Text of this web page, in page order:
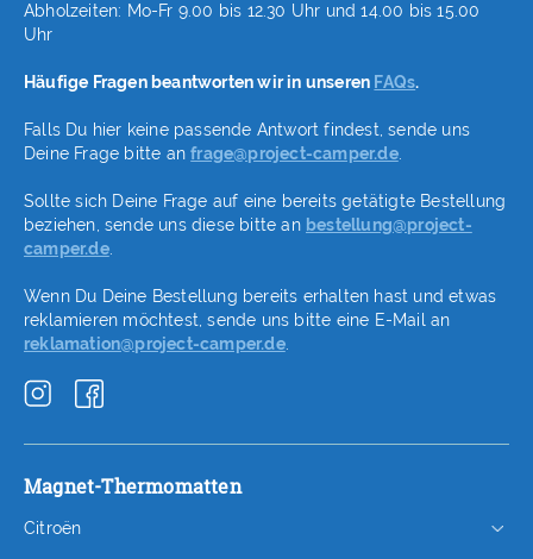
Abholzeiten: Mo-Fr 9.00 bis 12.30 Uhr und 14.00 bis 15.00
Uhr
Häufige Fragen beantworten wir in unseren FAQs.
Falls Du hier keine passende Antwort findest, sende uns
Deine Frage bitte anfrage@project-camper.de.
Sollte sich Deine Frage auf eine bereits getätigte Bestellung
beziehen, sende uns diese bitte an bestellung@project-
camper.de.
Wenn Du Deine Bestellung bereits erhalten hast und etwas
reklamieren möchtest, sende uns bitte eine E-Mail an
reklamation@project-camper.de.
Magnet-Thermomatten
Citroën